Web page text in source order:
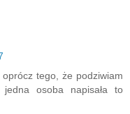
tego, że podziwiam
osoba napisała to